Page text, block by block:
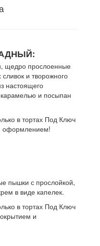
щедро прослоенные
и творожного
настоящего
и посыпан
в тортах Под Ключ
оформлением!
пышки с прослойкой,
в виде капелек.
в тортах Под Ключ
и